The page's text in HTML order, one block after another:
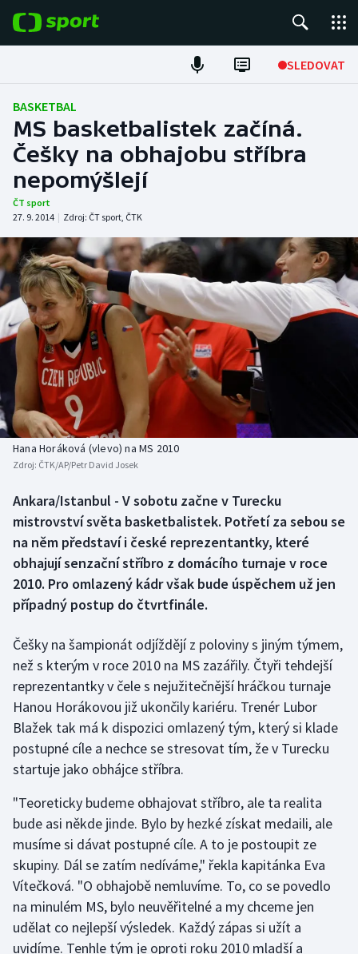
SLEDOVAT
Fotbal
Hokej
Tenis
Atletika
Cyklistika
DALŠÍ SPORTY
Americký fotbal
Baseball a softbal
Basketbal
Biatlon
Box
Curling
Dostihy
Florbal
Golf
Gymnastika
Jezdectví
Judo
Krasobruslení
Lezení
NEPŘEHLÉDNĚTE
Soutěže
Historické návraty
Aplikace ČT sport
BASKETBAL
MS basketbalistek začíná.
Češky na obhajobu stříbra
nepomýšlejí
ČT sport
27. 9. 2014 | Zdroj: ČT sport, ČTK
Hana Horáková (vlevo) na MS 2010
Zdroj: ČTK/AP/Petr David Josek
Ankara/Istanbul - V sobotu začne v Turecku
mistrovství světa basketbalistek. Potřetí za sebou se
na něm představí i české reprezentantky, které
obhajují senzační stříbro z domácího turnaje v roce
2010. Pro omlazený kádr však bude úspěchem už jen
případný postup do čtvrtfinále.
Češky na šampionát odjíždějí z poloviny s jiným týmem,
než s kterým v roce 2010 na MS zazářily. Čtyři tehdejší
reprezentantky v čele s nejužitečnější hráčkou turnaje
Hanou Horákovou již ukončily kariéru. Trenér Lubor
Blažek tak má k dispozici omlazený tým, který si klade
postupné cíle a nechce se stresovat tím, že v Turecku
startuje jako obhájce stříbra.
"Teoreticky budeme obhajovat stříbro, ale ta realita
bude asi někde jinde. Bylo by hezké získat medaili, ale
musíme si dávat postupné cíle. A to je postoupit ze
skupiny. Dál se zatím nedíváme," řekla kapitánka Eva
Vítečková. "O obhajobě nemluvíme. To, co se povedlo
na minulém MS, bylo neuvěřitelné a my chceme jen
udělat co nejlepší výsledek. Každý zápas si užít a
uvidíme. Tenhle tým je oproti roku 2010 mladší a